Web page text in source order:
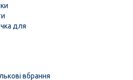
для
вбрання